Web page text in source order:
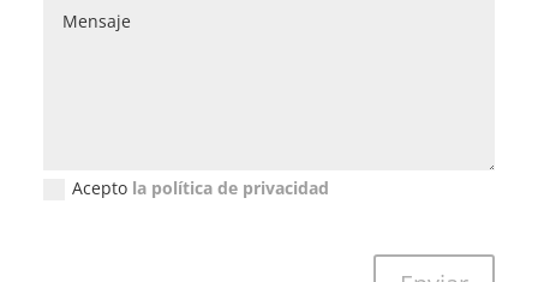
Política de privacidad (GDPR)
Acepto la política de privacidad